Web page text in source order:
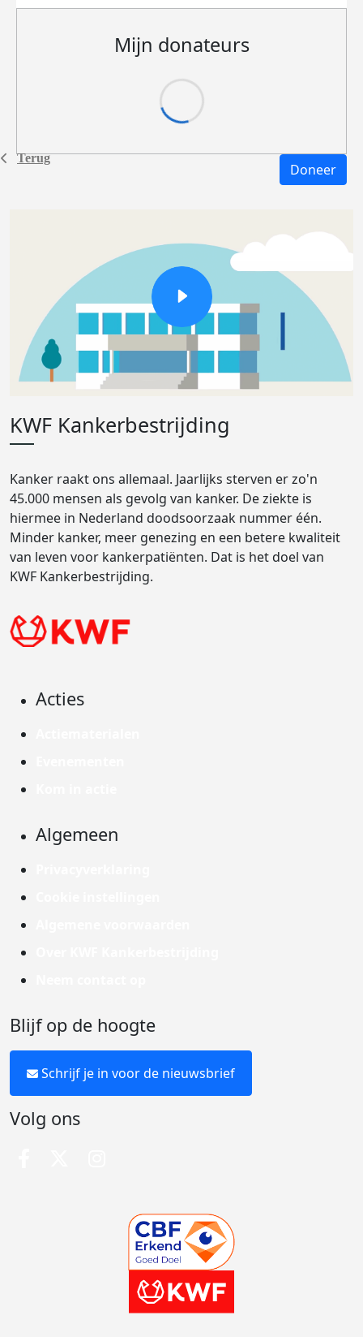
Terug
Mijn donateurs
Doneer
KWF Kankerbestrijding
Kanker raakt ons allemaal. Jaarlijks sterven er zo'n
45.000 mensen als gevolg van kanker. De ziekte is
hiermee in Nederland doodsoorzaak nummer één.
Minder kanker, meer genezing en een betere kwaliteit
van leven voor kankerpatiënten. Dat is het doel van
KWF Kankerbestrijding.
Acties
Algemeen
Blijf op de hoogte
Schrijf je in voor de nieuwsbrief
Volg ons